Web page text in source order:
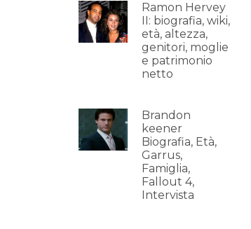
Ramon Hervey
II: biografia, wiki,
età, altezza,
genitori, moglie
e patrimonio
netto
Brandon
keener
Biografia, Età,
Garrus,
Famiglia,
Fallout 4,
Intervista